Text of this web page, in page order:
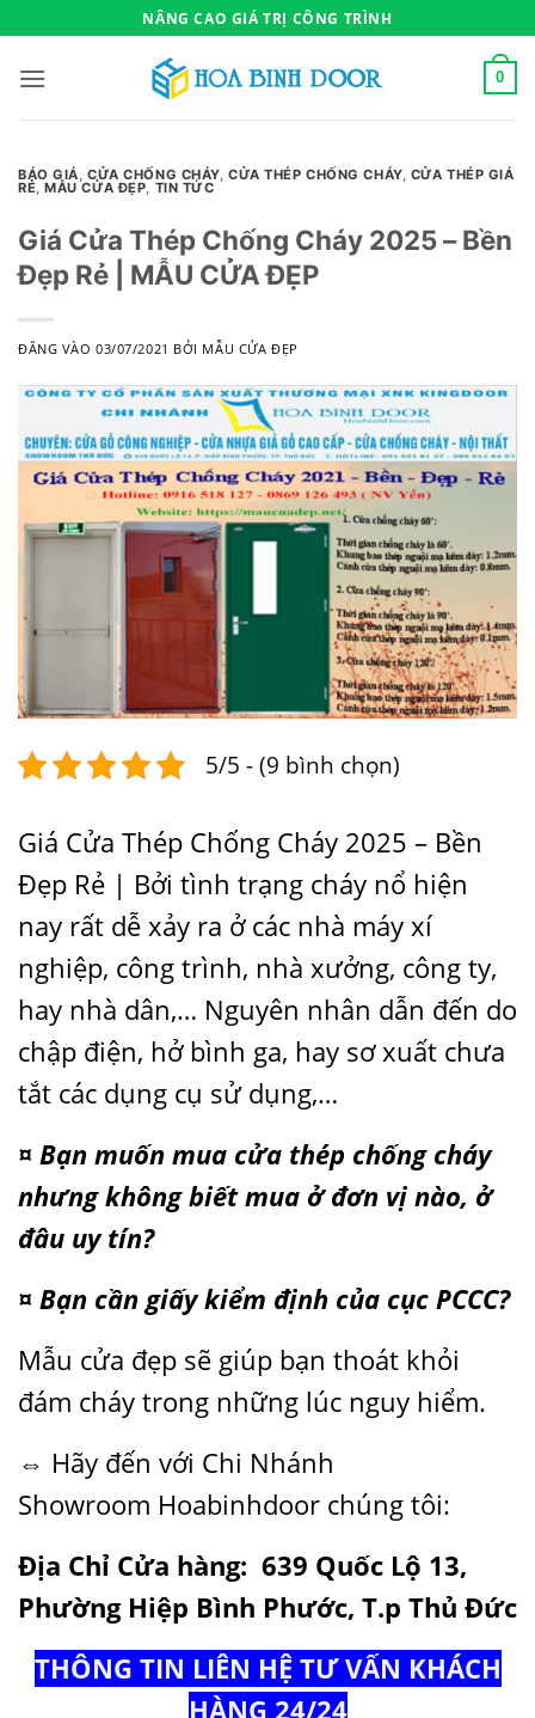
qua
nội
NÂNG CAO GIÁ TRỊ CÔNG TRÌNH
0
BÁO GIÁ,CỬA CHỐNG CHÁY,CỬA THÉP CHỐNG CHÁY, CỬA THÉP GIÁ
RẺ,MẪU CỬA ĐẸP, TIN TỨC
Giá Cửa Thép Chống Cháy 2025 – Bền
Đẹp Rẻ | MẪU CỬA ĐẸP
ĐĂNG VÀO03/07/2021 BỞI MẪU CỬA ĐẸP
5/5 - (9 bình chọn)
Giá Cửa Thép Chống Cháy 2025 – Bền
Đẹp Rẻ | Bởi tình trạng cháy nổ hiện
nay rất dễ xảy ra ở các nhà máy xí
nghiệp, công trình, nhà xưởng, công ty,
hay nhà dân,… Nguyên nhân dẫn đến do
chập điện, hở bình ga, hay sơ xuất chưa
tắt các dụng cụ sử dụng,…
¤ Bạn muốn mua cửa thép chống cháy
nhưng không biết mua ở đơn vị nào, ở
đâu uy tín?
¤ Bạn cần giấy kiểm định của cục PCCC?
Mẫu cửa đẹp sẽ giúp bạn thoát khỏi
đám cháy trong những lúc nguy hiểm.
⇔ Hãy đến với Chi Nhánh
Showroom Hoabinhdoor chúng tôi:
Địa Chỉ Cửa hàng: 639 Quốc Lộ 13,
Phường Hiệp Bình Phước, T.p Thủ Đức
THÔNG TIN LIÊN HỆ TƯ VẤN KHÁCH
HÀNG 24/24